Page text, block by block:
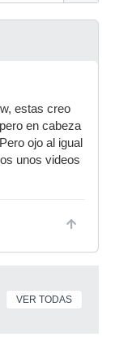
estas creo
en cabeza
ojo al igual
unos videos
VER TODAS